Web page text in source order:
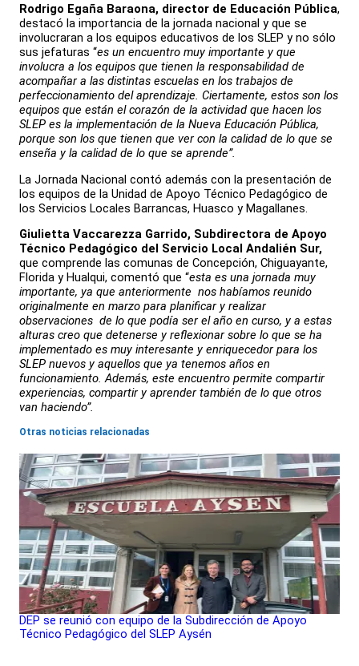
Rodrigo Egaña Baraona, director de Educación Pública,
destacó la importancia de la jornada nacional y que se
involucraran a los equipos educativos de los SLEP y no sólo
sus jefaturas “es un encuentro muy importante y que
involucra a los equipos que tienen la responsabilidad de
acompañar a las distintas escuelas en los trabajos de
perfeccionamiento del aprendizaje. Ciertamente, estos son los
equipos que están el corazón de la actividad que hacen los
SLEP es la implementación de la Nueva Educación Pública,
porque son los que tienen que ver con la calidad de lo que se
enseña y la calidad de lo que se aprende”.
La Jornada Nacional contó además con la presentación de
los equipos de la Unidad de Apoyo Técnico Pedagógico de
los Servicios Locales Barrancas, Huasco y Magallanes.
Giulietta Vaccarezza Garrido, Subdirectora de Apoyo
Técnico Pedagógico del Servicio Local Andalién Sur,
que comprende las comunas de Concepción, Chiguayante,
Florida y Hualqui, comentó que “esta es una jornada muy
importante, ya que anteriormente nos habíamos reunido
originalmente en marzo para planificar y realizar
observaciones de lo que podía ser el año en curso, y a estas
alturas creo que detenerse y reflexionar sobre lo que se ha
implementado es muy interesante y enriquecedor para los
SLEP nuevos y aquellos que ya tenemos años en
funcionamiento. Además, este encuentro permite compartir
experiencias, compartir y aprender también de lo que otros
van haciendo”.
Otras noticias relacionadas
DEP se reunió con equipo de la Subdirección de Apoyo
Técnico Pedagógico del SLEP Aysén